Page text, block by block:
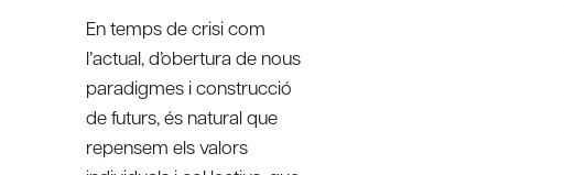
En temps de crisi com
l’actual, d’obertura de nous
paradigmes i construcció
de futurs, és natural que
repensem els valors